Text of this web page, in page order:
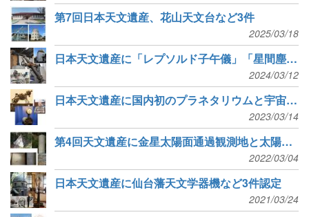
第7回日本天文遺産、花山天文台など3件
2025/03/18
日本天文遺産に「レプソルド子午儀」「星間塵合成実験装置」「倉敷天文台」
2024/03/12
日本天文遺産に国内初のプラネタリウムと宇宙線検出器
2023/03/14
第4回天文遺産に金星太陽面通過観測地と太陽黒点スケッチ群
2022/03/04
日本天文遺産に仙台藩天文学器機など3件認定
2021/03/24